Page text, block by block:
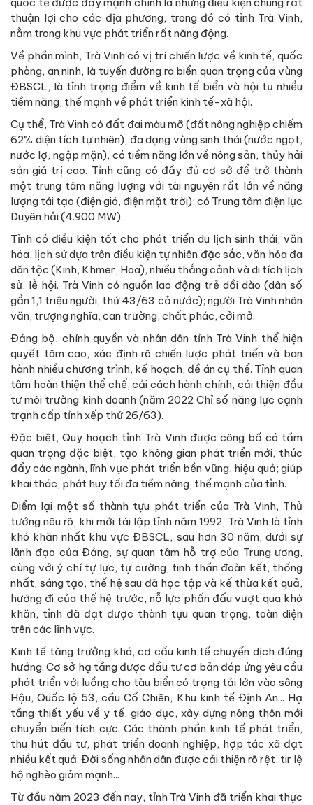
quốc tế được đẩy mạnh chính là những điều kiện chung rất
thuận lợi cho các địa phương, trong đó có tỉnh Trà Vinh,
nằm trong khu vực phát triển rất năng động.
Về phần mình, Trà Vinh có vị trí chiến lược về kinh tế, quốc
phòng, an ninh, là tuyến đường ra biển quan trọng của vùng
ĐBSCL, là tỉnh trọng điểm về kinh tế biển và hội tụ nhiều
tiềm năng, thế mạnh về phát triển kinh tế-xã hội.
Cụ thể, Trà Vinh có đất đai màu mỡ (đất nông nghiệp chiếm
62% diện tích tự nhiên), đa dạng vùng sinh thái (nước ngọt,
nước lợ, ngập mặn), có tiềm năng lớn về nông sản, thủy hải
sản giá trị cao. Tỉnh cũng có đầy đủ cơ sở để trở thành
một trung tâm năng lượng với tài nguyên rất lớn về năng
lượng tái tạo (điện gió, điện mặt trời); có Trung tâm điện lực
Duyên hải (4.900 MW).
Tỉnh có điều kiện tốt cho phát triển du lịch sinh thái, văn
hóa, lịch sử dựa trên điều kiện tự nhiên đặc sắc, văn hóa đa
dân tộc (Kinh, Khmer, Hoa), nhiều thắng cảnh và di tích lịch
sử, lễ hội. Trà Vinh có nguồn lao động trẻ dồi dào (dân số
gần 1,1 triệu người, thứ 43/63 cả nước); người Trà Vinh nhân
văn, trượng nghĩa, can trường, chất phác, cởi mở.
Đảng bộ, chính quyền và nhân dân tỉnh Trà Vinh thể hiện
quyết tâm cao, xác định rõ chiến lược phát triển và ban
hành nhiều chương trình, kế hoạch, đề án cụ thể. Tỉnh quan
tâm hoàn thiện thể chế, cải cách hành chính, cải thiện đầu
tư môi trường kinh doanh (năm 2022 Chỉ số năng lực cạnh
trạnh cấp tỉnh xếp thứ 26/63).
Đặc biệt, Quy hoạch tỉnh Trà Vinh được công bố có tầm
quan trọng đặc biệt, tạo không gian phát triển mới, thúc
đẩy các ngành, lĩnh vực phát triển bền vững, hiệu quả; giúp
khai thác, phát huy tối đa tiềm năng, thế mạnh của tỉnh.
Điểm lại một số thành tựu phát triển của Trà Vinh, Thủ
tướng nêu rõ, khi mới tái lập tỉnh năm 1992, Trà Vinh là tỉnh
khó khăn nhất khu vực ĐBSCL, sau hơn 30 năm, dưới sự
lãnh đạo của Đảng, sự quan tâm hỗ trợ của Trung ương,
cùng với ý chí tự lực, tự cường, tinh thần đoàn kết, thống
nhất, sáng tạo, thế hệ sau đã học tập và kế thừa kết quả,
hướng đi của thế hệ trước, nỗ lực phấn đấu vượt qua khó
khăn, tỉnh đã đạt được thành tựu quan trọng, toàn diện
trên các lĩnh vực.
Kinh tế tăng trưởng khá, cơ cấu kinh tế chuyển dịch đúng
hướng. Cơ sở hạ tầng được đầu tư cơ bản đáp ứng yêu cầu
phát triển với luồng cho tàu biển có trọng tải lớn vào sông
Hậu, Quốc lộ 53, cầu Cổ Chiên, Khu kinh tế Định An... Hạ
tầng thiết yếu về y tế, giáo dục, xây dựng nông thôn mới
chuyển biến tích cực. Các thành phần kinh tế phát triển,
thu hút đầu tư, phát triển doanh nghiệp, hợp tác xã đạt
nhiều kết quả. Đời sống nhân dân được cải thiện rõ rệt, tir lệ
hộ nghèo giảm mạnh...
Từ đầu năm 2023 đến nay, tỉnh Trà Vinh đã triển khai thực